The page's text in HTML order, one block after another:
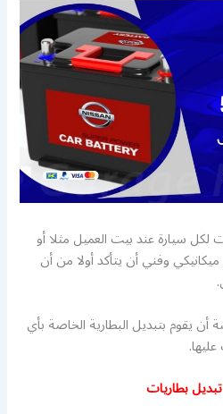
سيارة عند بيت العميل مثلا أو
وفني أن يتأكد أولا من أن
يقوم بتبديل البطارية الخاصة بأي
بطاريات